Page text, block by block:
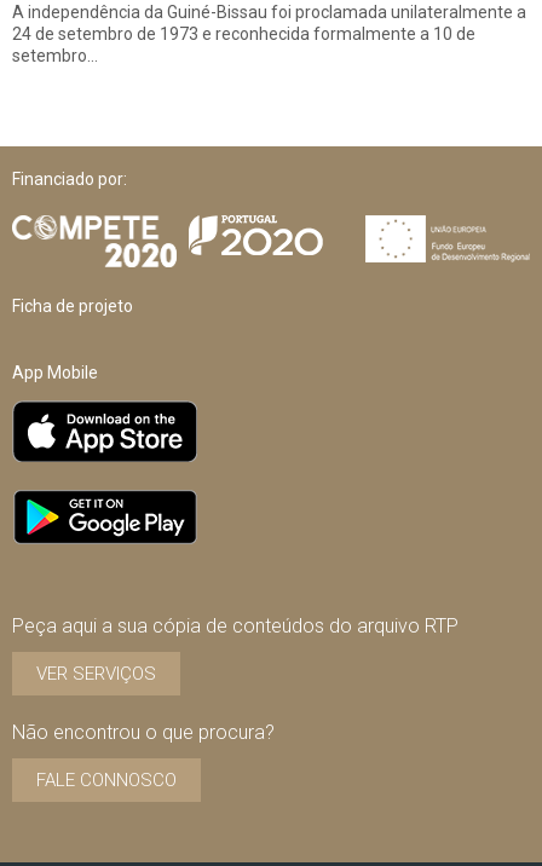
A independência da Guiné-Bissau foi proclamada unilateralmente a
24 de setembro de 1973 e reconhecida formalmente a 10 de
setembro…
Financiado por:
Ficha de projeto
App Mobile
Peça aqui a sua cópia de conteúdos do arquivo RTP
VER SERVIÇOS
Não encontrou o que procura?
FALE CONNOSCO